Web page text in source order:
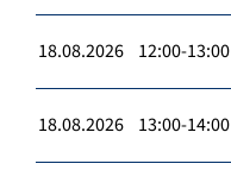
18.08.2026 12:00-13:00
18.08.2026 13:00-14:00